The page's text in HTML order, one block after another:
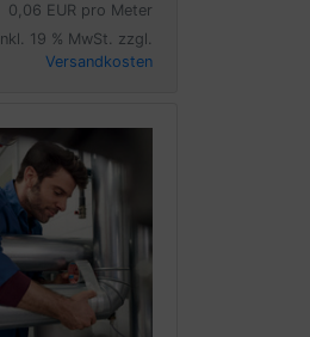
0,06 EUR pro Meter
19 % MwSt. zzgl.
Versandkosten